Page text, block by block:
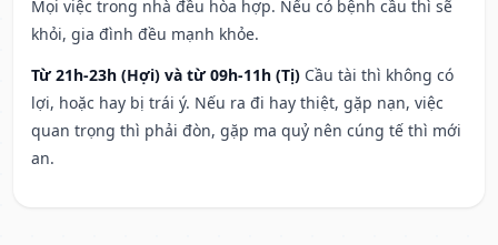
Mọi việc trong nhà đều hòa hợp. Nếu có bệnh cầu thì sẽ
khỏi, gia đình đều mạnh khỏe.
Từ 21h-23h (Hợi) và từ 09h-11h (Tị) Cầu tài thì không có
lợi, hoặc hay bị trái ý. Nếu ra đi hay thiệt, gặp nạn, việc
quan trọng thì phải đòn, gặp ma quỷ nên cúng tế thì mới
an.